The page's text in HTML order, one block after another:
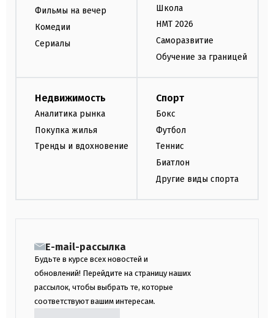
Фильмы на вечер
Комедии
Сериалы
Школа
НМТ 2026
Саморазвитие
Обучение за границей
Недвижимость
Аналитика рынка
Покупка жилья
Тренды и вдохновение
Спорт
Бокс
Футбол
Теннис
Биатлон
Другие виды спорта
E-mail-рассылка
Будьте в курсе всех новостей и
обновлений! Перейдите на страницу наших
рассылок, чтобы выбрать те, которые
соответствуют вашим интересам.